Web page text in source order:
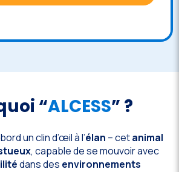
“ALCESS” ?
un clin d’œil à l’élan – cetanimal
, capable de se mouvoir avec
dans des environnements